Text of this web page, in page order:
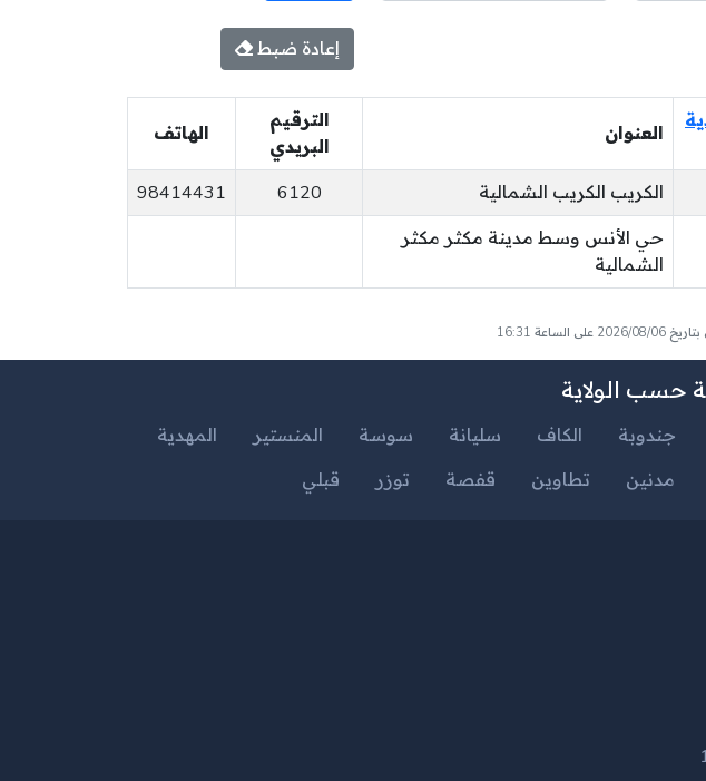
إعادة ضبط
العنوان
الترقيم
البريدي
الهاتف
الكريب الكريب الشمالية 6120
98414431
حي الأنس وسط مدينة مكثر مكثر
الشمالية
16:31
الولاية
جندوبة الكاف سليانة سوسة المنستير
المهدية
مدنين تطاوين قفصة توزر قبلي